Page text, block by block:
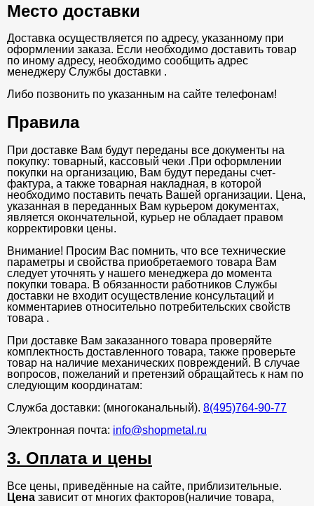
Место доставки
Доставка осуществляется по адресу, указанному при
оформлении заказа. Если необходимо доставить товар
по иному адресу, необходимо сообщить адрес
менеджеру Службы доставки .
Либо позвонить по указанным на сайте телефонам!
Правила
При доставке Вам будут переданы все документы на
покупку: товарный, кассовый чеки .При оформлении
покупки на организацию, Вам будут переданы счет-
фактура, а также товарная накладная, в которой
необходимо поставить печать Вашей организации. Цена,
указанная в переданных Вам курьером документах,
является окончательной, курьер не обладает правом
корректировки цены.
Внимание! Просим Вас помнить, что все технические
параметры и свойства приобретаемого товара Вам
следует уточнять у нашего менеджера до момента
покупки товара. В обязанности работников Службы
доставки не входит осуществление консультаций и
комментариев относительно потребительских свойств
товара .
При доставке Вам заказанного товара проверяйте
комплектность доставленного товара, также проверьте
товар на наличие механических повреждений. В случае
вопросов, пожеланий и претензий обращайтесь к нам по
следующим координатам:
Служба доставки: (многоканальный). 8(495)764-90-77
Электронная почта: info@shopmetal.ru
3. Оплата и цены
Все цены, приведённые на сайте, приблизительные.
Цена зависит от многих факторов(наличие товара,